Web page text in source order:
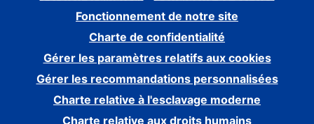
Fonctionnement de notre site
Charte de confidentialité
Gérer les paramètres relatifs aux cookies
Gérer les recommandations personnalisées
Charte relative à l'esclavage moderne
Charte relative aux droits humains